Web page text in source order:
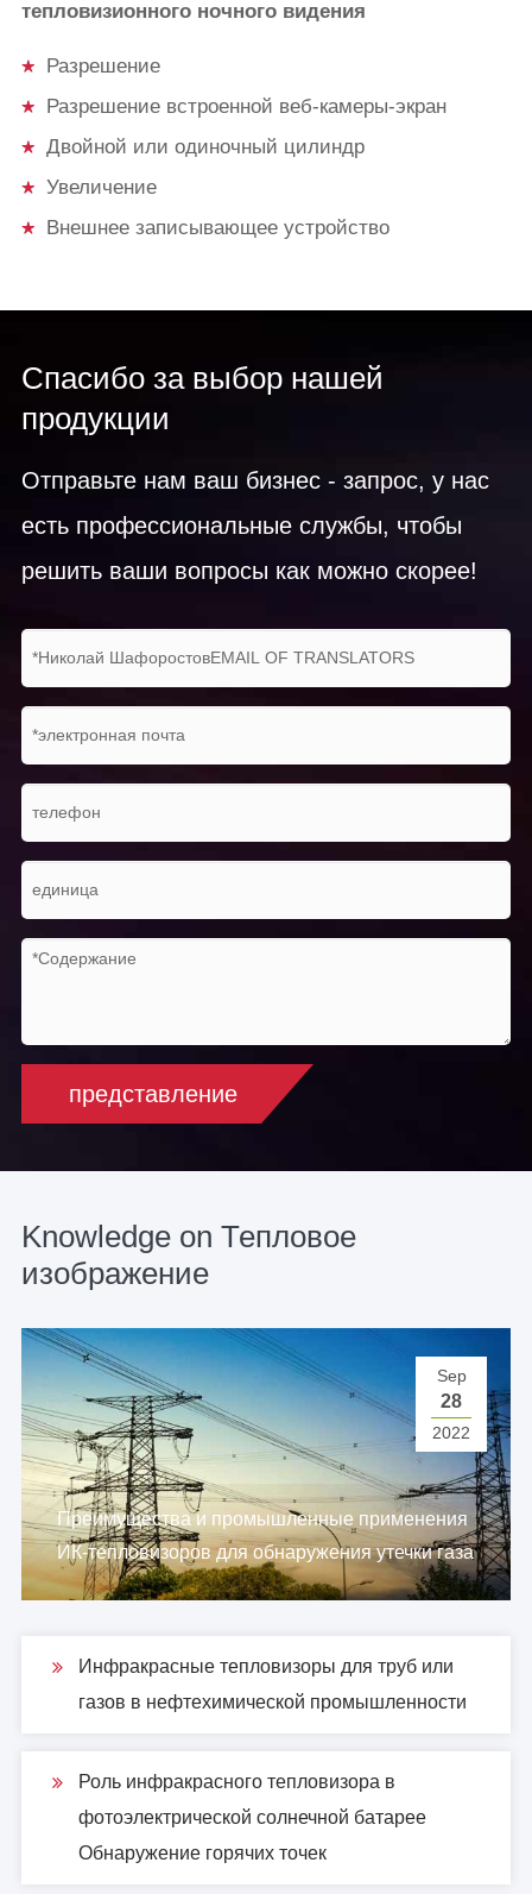
тепловизионного ночного видения
Разрешение
Разрешение встроенной веб-камеры-экран
Двойной или одиночный цилиндр
Увеличение
Внешнее записывающее устройство
Спасибо за выбор нашей
продукции
Отправьте нам ваш бизнес - запрос, у нас
есть профессиональные службы, чтобы
решить ваши вопросы как можно скорее!
представление
Knowledge on Тепловое
изображение
Sep
28
2022
Преимущества и промышленные применения
ИК-тепловизоров для обнаружения утечки газа
Инфракрасные тепловизоры для труб или
газов в нефтехимической промышленности
Роль инфракрасного тепловизора в
фотоэлектрической солнечной батарее
Обнаружение горячих точек